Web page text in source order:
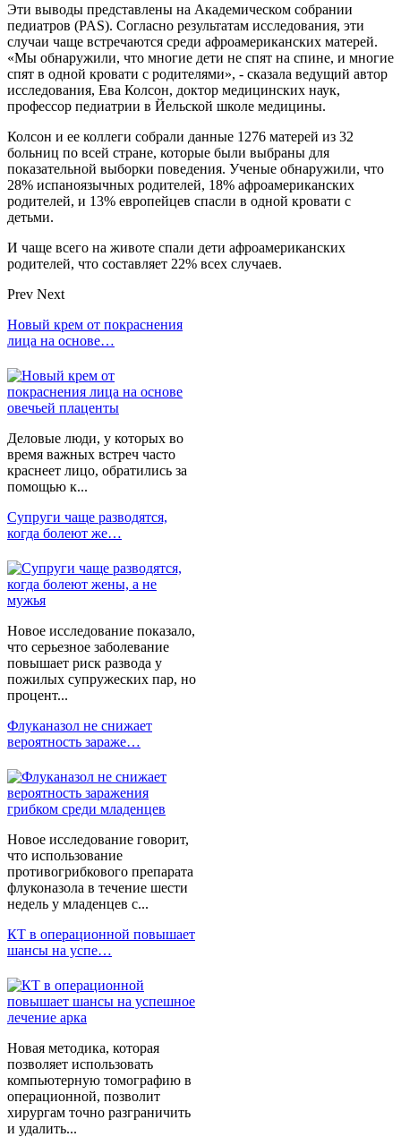
Эти выводы представлены на Академическом собрании
педиатров (PAS). Согласно результатам исследования, эти
случаи чаще встречаются среди афроамериканских матерей.
«Мы обнаружили, что многие дети не спят на спине, и многие
спят в одной кровати с родителями», - сказала ведущий автор
исследования, Ева Колсон, доктор медицинских наук,
профессор педиатрии в Йельской школе медицины.
Колсон и ее коллеги собрали данные 1276 матерей из 32
больниц по всей стране, которые были выбраны для
показательной выборки поведения. Ученые обнаружили, что
28% испаноязычных родителей, 18% афроамериканских
родителей, и 13% европейцев спасли в одной кровати с
детьми.
И чаще всего на животе спали дети афроамериканских
родителей, что составляет 22% всех случаев.
Prev Next
Новый крем от покраснения
лица на основе…
Деловые люди, у которых во
время важных встреч часто
краснеет лицо, обратились за
помощью к...
Супруги чаще разводятся,
когда болеют же…
Новое исследование показало,
что серьезное заболевание
повышает риск развода у
пожилых супружеских пар, но
процент...
Флуканазол не снижает
вероятность зараже…
Новое исследование говорит,
что использование
противогрибкового препарата
флуконазола в течение шести
недель у младенцев с...
КТ в операционной повышает
шансы на успе…
Новая методика, которая
позволяет использовать
компьютерную томографию в
операционной, позволит
хирургам точно разграничить
и удалить...